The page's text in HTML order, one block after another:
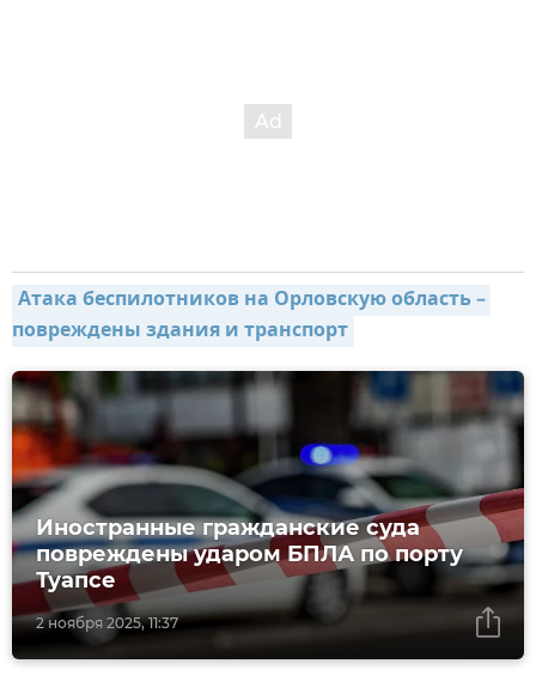
Атака беспилотников на Орловскую область –
повреждены здания и транспорт
2 ноября 2025, 11:37
Иностранные гражданские суда
повреждены ударом БПЛА по порту
Туапсе